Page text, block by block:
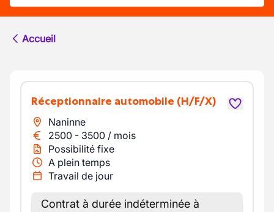
Accueil
Réceptionnaire automobile (H/F/X)
Naninne
2500 - 3500 / mois
Possibilité fixe
A plein temps
Travail de jour
Contrat à durée indéterminée à